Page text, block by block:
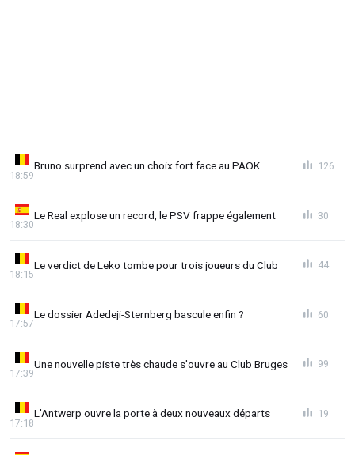
Bruno surprend avec un choix fort face au PAOK
18:59
126
Le Real explose un record, le PSV frappe également
18:30
30
Le verdict de Leko tombe pour trois joueurs du Club
18:15
44
Le dossier Adedeji-Sternberg bascule enfin ?
17:57
60
Une nouvelle piste très chaude s'ouvre au Club Bruges
17:39
99
L'Antwerp ouvre la porte à deux nouveaux départs
17:18
19